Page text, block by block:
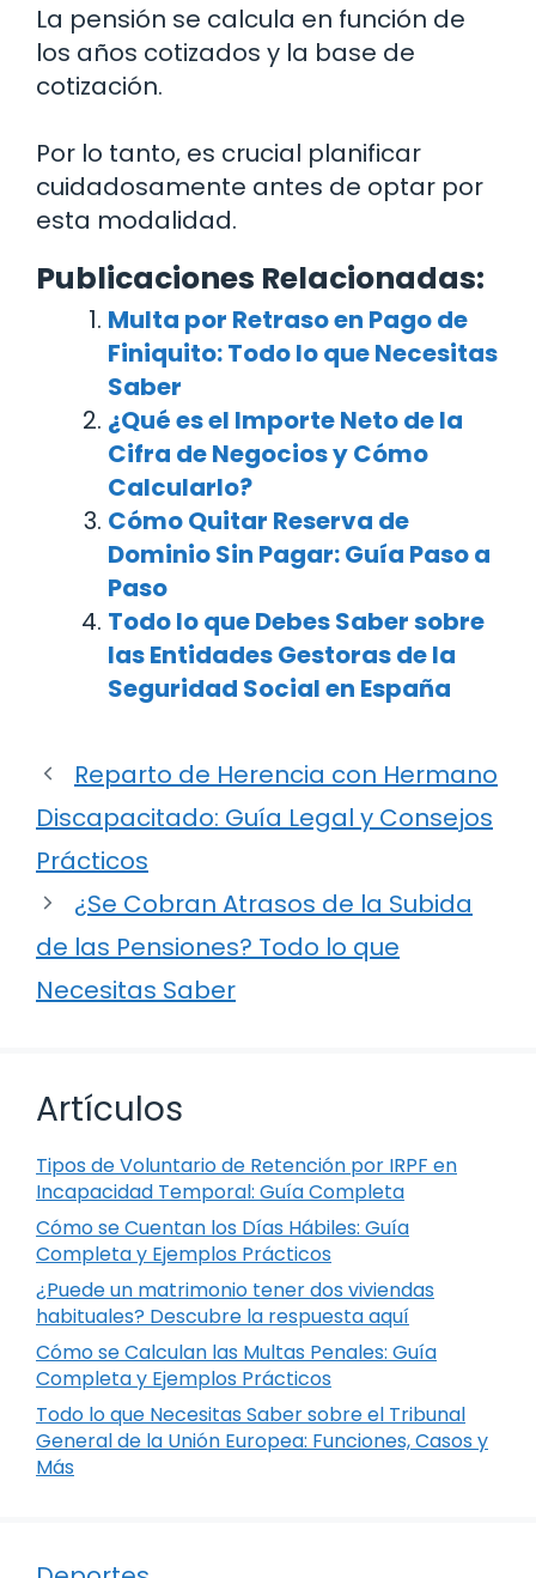
La pensión se calcula en función de
los años cotizados y la base de
cotización.
Por lo tanto, es crucial planificar
cuidadosamente antes de optar por
esta modalidad.
Publicaciones Relacionadas:
Multa por Retraso en Pago de
Finiquito: Todo lo que Necesitas
Saber
¿Qué es el Importe Neto de la
Cifra de Negocios y Cómo
Calcularlo?
Cómo Quitar Reserva de
Dominio Sin Pagar: Guía Paso a
Paso
Todo lo que Debes Saber sobre
las Entidades Gestoras de la
Seguridad Social en España
Reparto de Herencia con Hermano
Discapacitado: Guía Legal y Consejos
Prácticos
¿Se Cobran Atrasos de la Subida
de las Pensiones? Todo lo que
Necesitas Saber
Artículos
Tipos de Voluntario de Retención por IRPF en
Incapacidad Temporal: Guía Completa
Cómo se Cuentan los Días Hábiles: Guía
Completa y Ejemplos Prácticos
¿Puede un matrimonio tener dos viviendas
habituales? Descubre la respuesta aquí
Cómo se Calculan las Multas Penales: Guía
Completa y Ejemplos Prácticos
Todo lo que Necesitas Saber sobre el Tribunal
General de la Unión Europea: Funciones, Casos y
Más